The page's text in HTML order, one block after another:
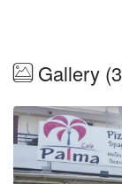
Gallery